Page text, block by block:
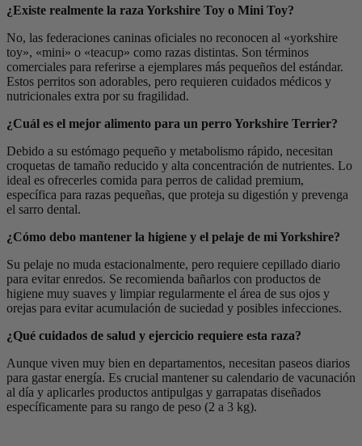
¿Existe realmente la raza Yorkshire Toy o Mini Toy?
No, las federaciones caninas oficiales no reconocen al «yorkshire
toy», «mini» o «teacup» como razas distintas. Son términos
comerciales para referirse a ejemplares más pequeños del estándar.
Estos perritos son adorables, pero requieren cuidados médicos y
nutricionales extra por su fragilidad.
¿Cuál es el mejor alimento para un perro Yorkshire Terrier?
Debido a su estómago pequeño y metabolismo rápido, necesitan
croquetas de tamaño reducido y alta concentración de nutrientes. Lo
ideal es ofrecerles comida para perros de calidad premium,
específica para razas pequeñas, que proteja su digestión y prevenga
el sarro dental.
¿Cómo debo mantener la higiene y el pelaje de mi Yorkshire?
Su pelaje no muda estacionalmente, pero requiere cepillado diario
para evitar enredos. Se recomienda bañarlos con productos de
higiene muy suaves y limpiar regularmente el área de sus ojos y
orejas para evitar acumulación de suciedad y posibles infecciones.
¿Qué cuidados de salud y ejercicio requiere esta raza?
Aunque viven muy bien en departamentos, necesitan paseos diarios
para gastar energía. Es crucial mantener su calendario de vacunación
al día y aplicarles productos antipulgas y garrapatas diseñados
específicamente para su rango de peso (2 a 3 kg).